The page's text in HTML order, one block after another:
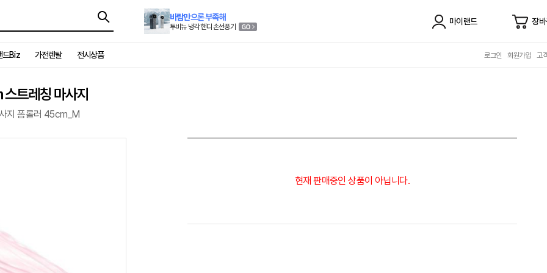
바람만으론 부족해
투비뉴 냉각 핸디 손선풍기
마이랜드 장
드Biz 가전렌탈 전시상품 로그인 회원가입 고
트레칭 마사지
지 폼롤러 45cm_M
현재 판매중인 상품이 아닙니다.